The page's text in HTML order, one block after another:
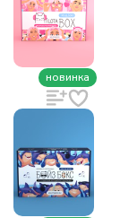
новинка